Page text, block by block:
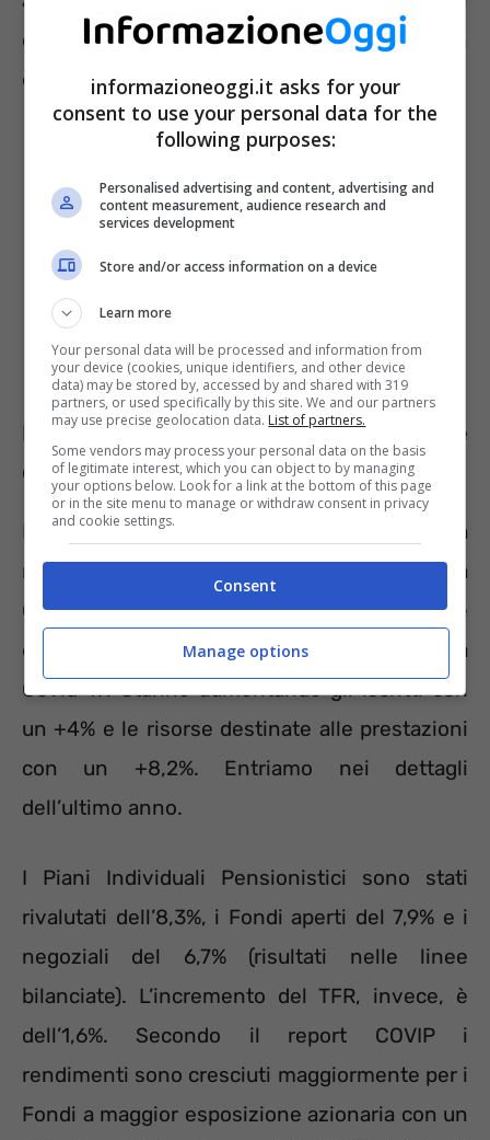
dall’assunzione o con adesione tacita se non
compie una scelta.
Il rendimento del Fondo pensione
oggi è più alto
La Commissione di Vigilanza in un report ha
rivelato come il comparto della Previdenza
Complementare sia in ripresa dopo le
difficoltà legate al periodo della pandemia da
Covid 19. Stanno aumentando gli iscritti con
un +4% e le risorse destinate alle prestazioni
con un +8,2%. Entriamo nei dettagli
dell’ultimo anno.
I Piani Individuali Pensionistici sono stati
rivalutati dell’8,3%, i Fondi aperti del 7,9% e i
negoziali del 6,7% (risultati nelle linee
bilanciate). L’incremento del TFR, invece, è
dell’1,6%. Secondo il report COVIP i
rendimenti sono cresciuti maggiormente per i
Fondi a maggior esposizione azionaria con un
informazioneoggi.it asks for your
consent to use your personal data for the
following purposes:
Personalised advertising and content, advertising and
content measurement, audience research and
services development
Store and/or access information on a device
Learn more
Your personal data will be processed and information from
your device (cookies, unique identifiers, and other device
data) may be stored by, accessed by and shared with 319
partners, or used specifically by this site. We and our partners
may use precise geolocation data. List of partners.
Some vendors may process your personal data on the basis
of legitimate interest, which you can object to by managing
your options below. Look for a link at the bottom of this page
or in the site menu to manage or withdraw consent in privacy
and cookie settings.
Consent
Manage options